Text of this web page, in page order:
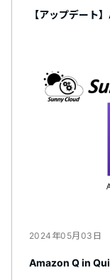
【アップデート
2024年05月03日
Amazon Q in